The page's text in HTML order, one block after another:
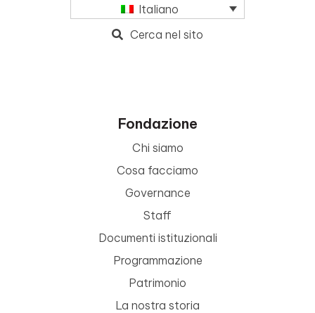
Italiano
Cerca nel sito
Fondazione
Chi siamo
Cosa facciamo
Governance
Staff
Documenti istituzionali
Programmazione
Patrimonio
La nostra storia